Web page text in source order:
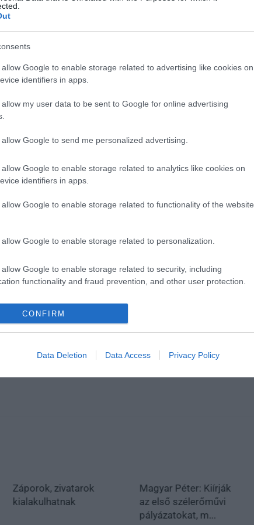
allow Google to enable storage related to advertising like cookies on
identifiers in apps.
allow my user data to be sent to Google for online advertising
Google to send me personalized advertising.
allow Google to enable storage related to analytics like cookies on
identifiers in apps.
allow Google to enable storage related to functionality of the website
Google to enable storage related to personalization.
Google to enable storage related to security, including
functionality and fraud prevention, and other user protection.
CONFIRM
Data Deletion Data Access Privacy Policy
Záporok, zivatarok
kialakulhatnak
Magyar Péter: Kiírják
az első szélerőművi
pályázatokat, m...